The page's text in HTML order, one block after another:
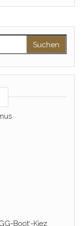
Boot‘-Kiez